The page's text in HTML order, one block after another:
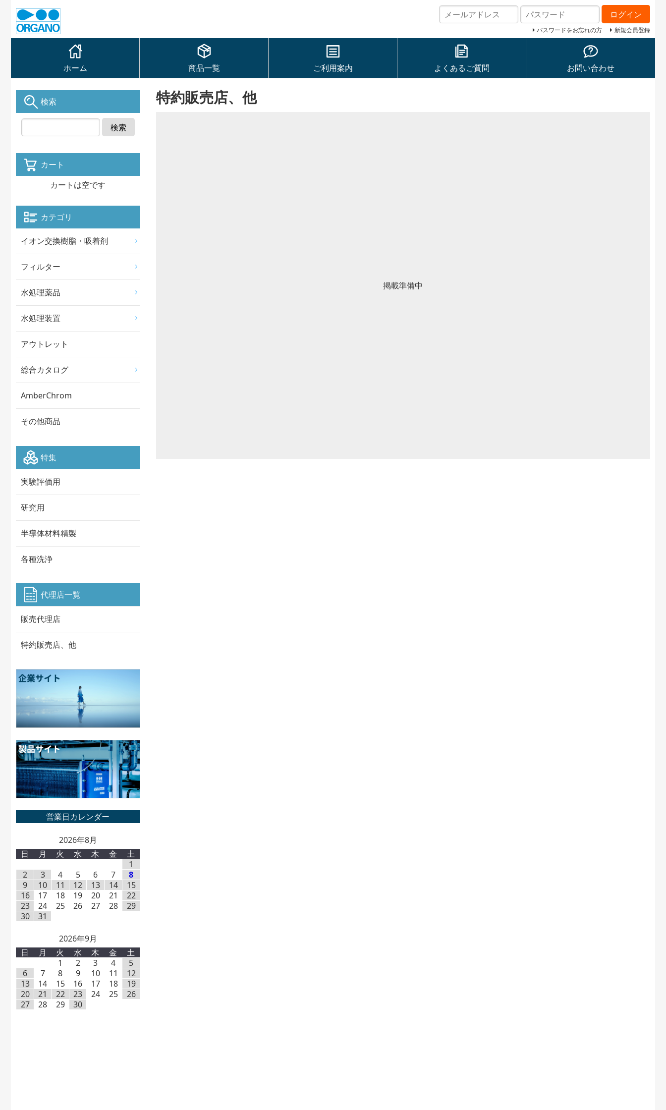
ログイン
パスワードをお忘れの方 新規会員登録
ホーム 商品一覧 ご利用案内 よくあるご質問 お問い合わせ
特約販売店、他
掲載準備中
検索
検索
カート
カートは空です
カテゴリ
イオン交換樹脂・吸着剤
フィルター
水処理薬品
水処理装置
アウトレット
総合カタログ
AmberChrom
その他商品
特集
実験評価用
研究用
半導体材料精製
各種洗浄
代理店一覧
販売代理店
特約販売店、他
2026年8月
日
月 火 水 木 金
土
1
2
3 4 5 6 7
8
9
10 11 12 13 14
15
16
17 18 19 20 21
22
23
24 25 26 27 28
29
30
31
2026年9月
日
月 火 水 木 金
土
1
2 3 4
5
6
7 8 9 10 11
12
13
14 15 16 17 18
19
20
21 22 23 24 25
26
27
28 29 30